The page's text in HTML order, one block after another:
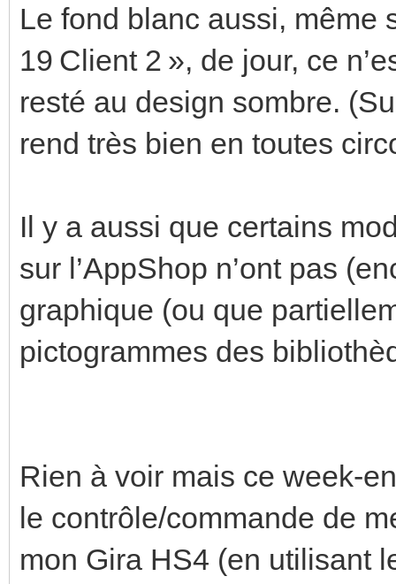
Le fond blanc aussi, même
19 Client 2 », de jour, ce
resté au design sombre.
rend très bien en toutes
Il y a aussi que certains
sur l’AppShop n’ont pas
graphique (ou que
pictogrammes des
Rien à voir mais ce week-
le contrôle/commande de
mon Gira HS4 (en utilisant